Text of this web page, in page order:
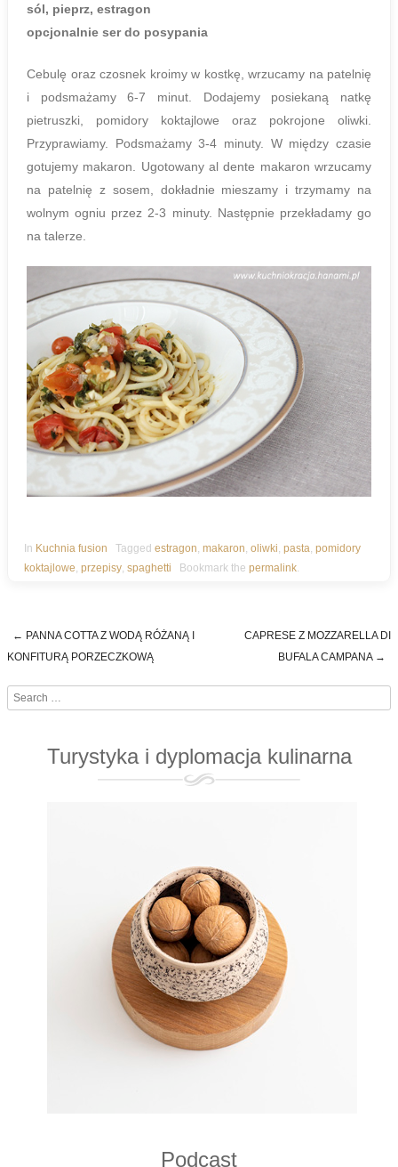
sól, pieprz, estragon
opcjonalnie ser do posypania
Cebulę oraz czosnek kroimy w kostkę, wrzucamy na patelnię
i podsmażamy 6-7 minut. Dodajemy posiekaną natkę
pietruszki, pomidory koktajlowe oraz pokrojone oliwki.
Przyprawiamy. Podsmażamy 3-4 minuty. W między czasie
gotujemy makaron. Ugotowany al dente makaron wrzucamy
na patelnię z sosem, dokładnie mieszamy i trzymamy na
wolnym ogniu przez 2-3 minuty. Następnie przekładamy go
na talerze.
In Kuchnia fusion Tagged estragon makaron oliwki pasta pomidory
koktajlowe przepisy spaghetti Bookmark the permalink
Post navigation
← PANNA COTTA Z WODĄ RÓŻANĄ I
KONFITURĄ PORZECZKOWĄ
CAPRESE Z MOZZARELLA DI
BUFALA CAMPANA →
Search
Turystyka i dyplomacja kulinarna
Podcast